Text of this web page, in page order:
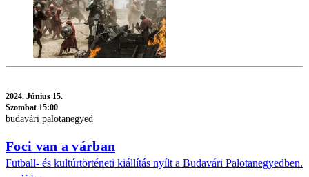
2024. Június 15.
Szombat 15:00
budavári palotanegyed
Foci van a várban
Futball- és kultúrtörténeti kiállítás nyílt a Budavári Palotanegyedben.